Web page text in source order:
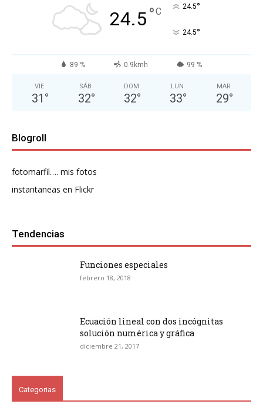
24.5°C 24.5°
24.5°
89 % 0.9kmh 99 %
VIE
31 °
SÁB
32°
DOM
32°
LUN
33°
MAR
29°
Blogroll
fotomarfil…. mis fotos
instantaneas en Flickr
Tendencias
Funciones especiales
febrero 18, 2018
Ecuación lineal con dos incógnitas
solución numérica y gráfica
diciembre 21, 2017
Categorias